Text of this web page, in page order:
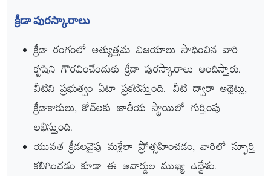
క్రీడా పురస్కారాలు
క్రీడా రంగంలో అత్యుత్తమ విజయాలు సాధించిన వారి
కృషిని గౌరవించేందుకు క్రీడా పురస్కారాలు అందిస్తారు.
వీటిని ప్రభుత్వం ఏటా ప్రకటిస్తుంది. వీటి ద్వారా అథ్లెట్లు,
క్రీడాకారులు, కోచ్‌లకు జాతీయ స్థాయిలో గుర్తింపు
లభిస్తుంది.
యువత క్రీడలవైపు మళ్లేలా ప్రోత్సహించడం, వారిలో స్ఫూర్తి
కలిగించడం కూడా ఈ అవార్డుల ముఖ్య ఉద్దేశం.